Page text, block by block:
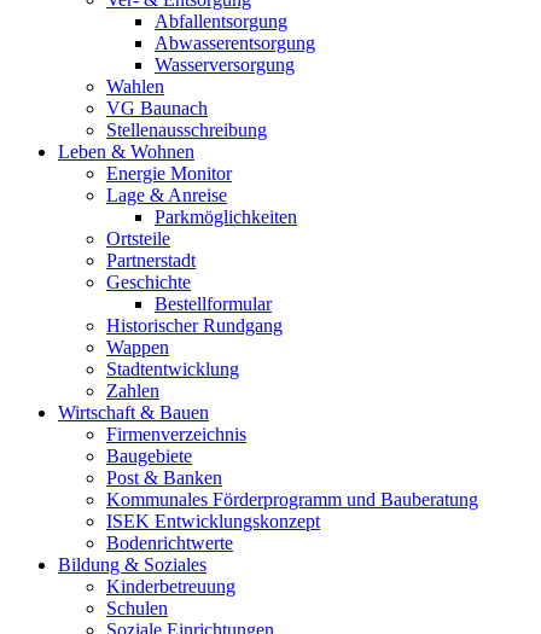
Abfallentsorgung
Abwasserentsorgung
Wasserversorgung
Wahlen
VG Baunach
Stellenausschreibung
Leben & Wohnen
Energie Monitor
Lage & Anreise
Parkmöglichkeiten
Ortsteile
Partnerstadt
Geschichte
Bestellformular
Historischer Rundgang
Wappen
Stadtentwicklung
Zahlen
Wirtschaft & Bauen
Firmenverzeichnis
Baugebiete
Post & Banken
Kommunales Förderprogramm und Bauberatung
ISEK Entwicklungskonzept
Bodenrichtwerte
Bildung & Soziales
Kinderbetreuung
Schulen
Soziale Einrichtungen